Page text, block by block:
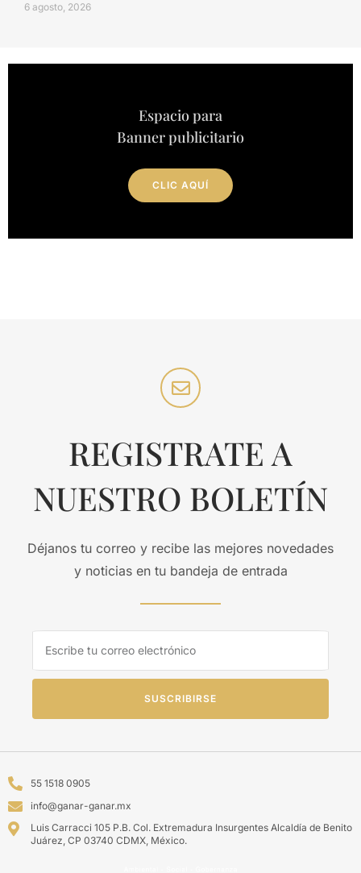
6 agosto, 2026
Espacio para
Banner publicitario
CLIC AQUÍ
REGISTRATE A
NUESTRO BOLETÍN
Déjanos tu correo y recibe las mejores novedades
y noticias en tu bandeja de entrada
SUSCRIBIRSE
55 1518 0905
info@ganar-ganar.mx
Luis Carracci 105 P.B. Col. Extremadura Insurgentes Alcaldía de Benito
Juárez, CP 03740 CDMX, México.